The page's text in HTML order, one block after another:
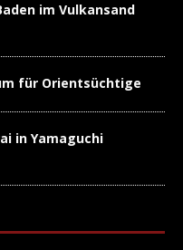
im Vulkansand
für Orientsüchtige
in Yamaguchi